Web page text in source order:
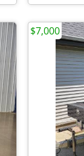
$7,000